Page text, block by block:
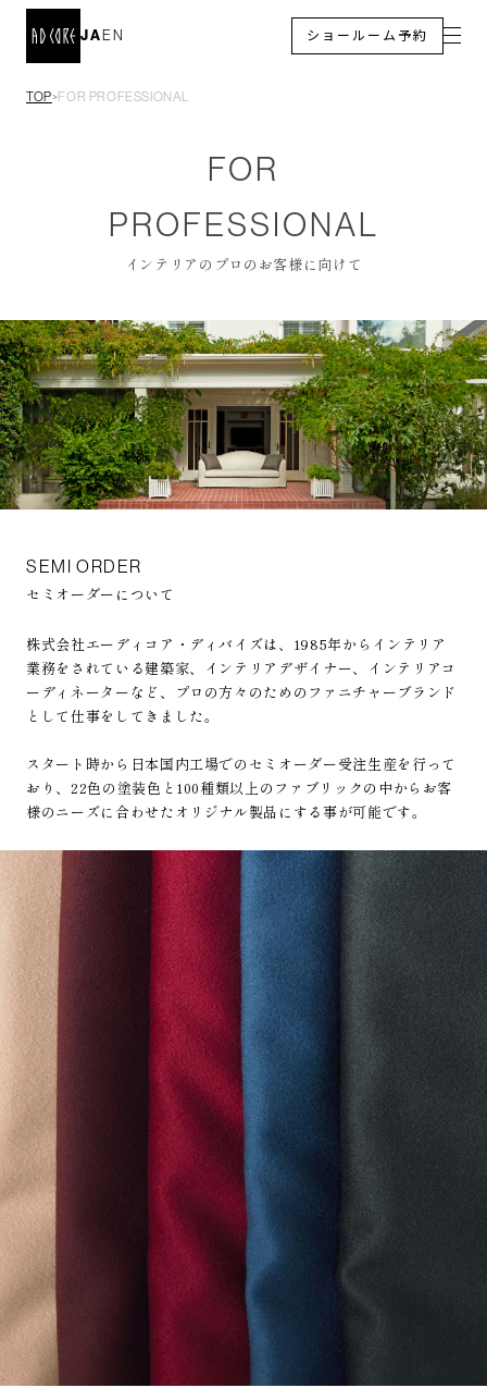
EN
JA ショールーム予約
TOP＞FOR PROFESSIONAL
FOR
PROFESSIONAL
インテリアのプロのお客様に向けて
SEMI ORDER
セミオーダーについて
株式会社エーディコア・ディバイズは、1985年からインテリア
業務をされている建築家、インテリアデザイナー、インテリアコ
ーディネーターなど、プロの方々のためのファニチャーブランド
として仕事をしてきました。
スタート時から日本国内工場でのセミオーダー受注生産を行って
おり、22色の塗装色と100種類以上のファブリックの中からお客
様のニーズに合わせたオリジナル製品にする事が可能です。